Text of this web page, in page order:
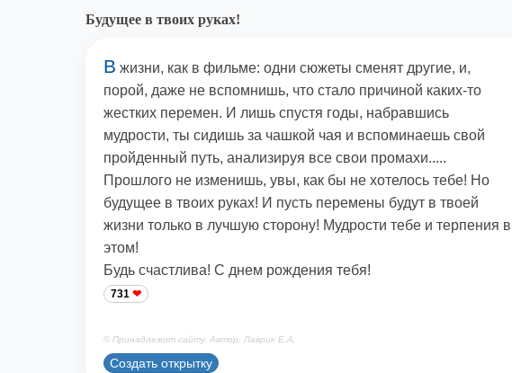
Будущее в твоих руках!
В жизни, как в фильме: одни сюжеты сменят другие, и,
порой, даже не вспомнишь, что стало причиной каких-то
жестких перемен. И лишь спустя годы, набравшись
мудрости, ты сидишь за чашкой чая и вспоминаешь свой
пройденный путь, анализируя все свои промахи.....
Прошлого не изменишь, увы, как бы не хотелось тебе! Но
будущее в твоих руках! И пусть перемены будут в твоей
жизни только в лучшую сторону! Мудрости тебе и терпения в
этом!
Будь счастлива! С днем рождения тебя!
731
© Принадлежит сайту. Автор: Лаврик Е.А.
Создать открытку